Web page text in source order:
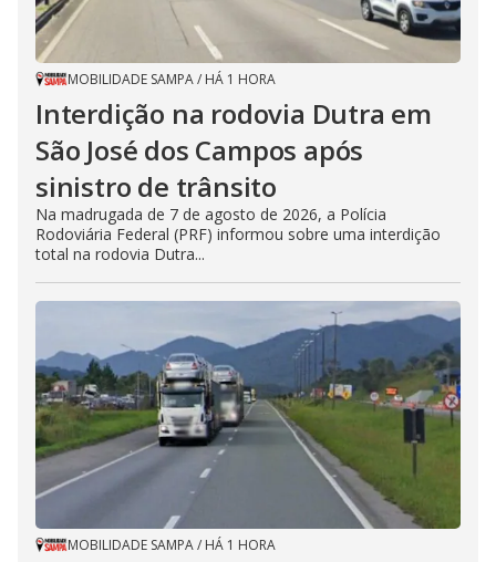
MOBILIDADE SAMPA/ HÁ 1 HORA
Interdição na rodovia Dutra em
São José dos Campos após
sinistro de trânsito
Na madrugada de 7 de agosto de 2026, a Polícia
Rodoviária Federal (PRF) informou sobre uma interdição
total na rodovia Dutra...
MOBILIDADE SAMPA/ HÁ 1 HORA